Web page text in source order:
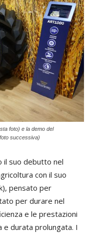
foto) e la demo del
successiva)
il suo debutto nel
con il suo
pensato per
per durare nel
e le prestazioni
durata prolungata. I